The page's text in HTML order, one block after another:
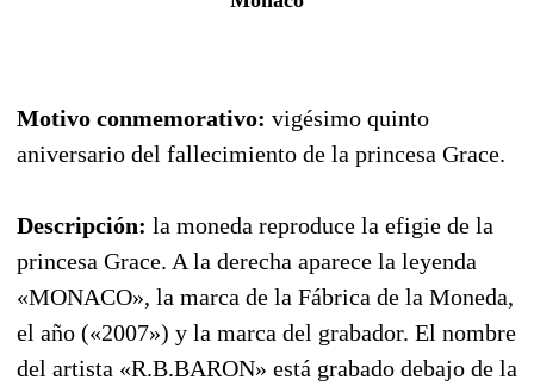
Motivo conmemorativo: vigésimo quinto
aniversario del fallecimiento de la princesa Grace.
Descripción: la moneda reproduce la efigie de la
princesa Grace. A la derecha aparece la leyenda
«MONACO», la marca de la Fábrica de la Moneda,
el año («2007») y la marca del grabador. El nombre
del artista «R.B.BARON» está grabado debajo de la